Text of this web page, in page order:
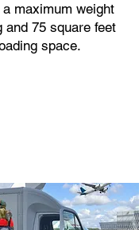
maximum weight
and 75 square feet
space.